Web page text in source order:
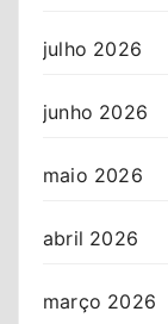
julho 2026
junho 2026
maio 2026
abril 2026
março 2026